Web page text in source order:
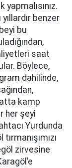
benzer
bu
saat
Böylece,
dahilinde,
kamp
her şeyi
Yurdunda
zirvesine